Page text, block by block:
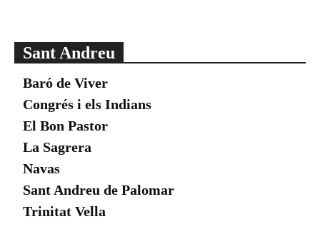
Sant Andreu
Baró de Viver
Congrés i els Indians
El Bon Pastor
La Sagrera
Navas
Sant Andreu de Palomar
Trinitat Vella